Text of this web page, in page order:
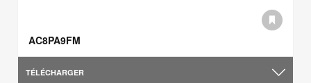
AC8PA9FM
TÉLÉCHARGER